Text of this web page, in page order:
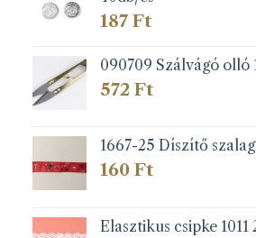
187 Ft
090709 Szálvágó olló
572 Ft
1667-25 Díszítő
160 Ft
Elasztikus csipke 1011